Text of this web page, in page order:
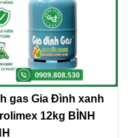
gas Gia Đình xanh
12kg BÌNH